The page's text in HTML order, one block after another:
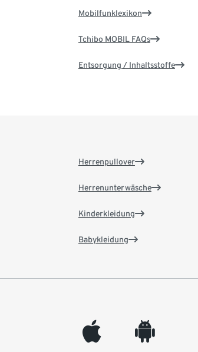
Mobilfunklexikon
Tchibo MOBIL FAQs
Entsorgung / Inhaltsstoffe
Herrenpullover
Herrenunterwäsche
Kinderkleidung
Babykleidung
appleinc android